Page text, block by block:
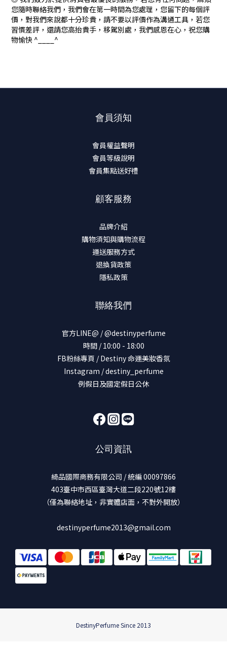
您隨時聯絡我們，我們會在第一時間為您處理，您留下的每個評
價，對我們來說都十分珍貴，請不要以評價作為溝通工具，若您
習慣差評，還請您高抬貴手，移駕別處，我們感恩在心，祝您購
物愉快 ^____^
會員須知
會員權益聲明
會員等級說明
會員集點送好禮
顧客服務
品牌介紹
購物須知與購物流程
運送服務方式
退換貨政策
隱私政策
聯絡我們
官方LINE@ / @destinyperfume
時間 / 10:00 - 18:00
FB粉絲專頁 / Destiny 命運美妝香氛
Instagram / destiny_perfume
例假日及國定假日公休
公司資訊
綺品國際商務有限公司 / 統編 00097866
403臺中市西區臺灣大道二段220號12樓
（僅為聯絡地址，非實體店面，不對外開放）
destinyperfume2013@gmail.com
DestinyPerfume Since 2013